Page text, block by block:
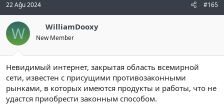
22 Ağu 2024 #165
W WilliamDooxy
New Member
Невидимый интернет, закрытая область всемирной
сети, известен с присущими противозаконными
рынками, в которых имеются продукты и работы, что не
удастся приобрести законным способом.